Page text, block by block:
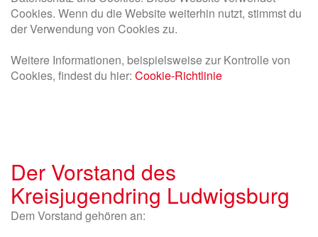
Cookies. Wenn du die Website weiterhin nutzt, stimmst du
der Verwendung von Cookies zu.
Weitere Informationen, beispielsweise zur Kontrolle von
Cookies, findest du hier: Cookie-Richtlinie
Der Vorstand des
Kreisjugendring Ludwigsburg
Dem Vorstand gehören an: